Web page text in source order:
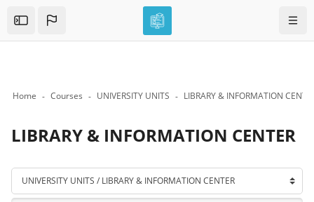
Skip to sidebar navigation menu
Skip to mobile navigation menu
Skip to top bar navigation menu
Open the sidebar
Home Courses UNIVERSITY UNITS LIBRARY & INFORMATION
LIBRARY & INFORMATION CENTER
Blocks
Course categories